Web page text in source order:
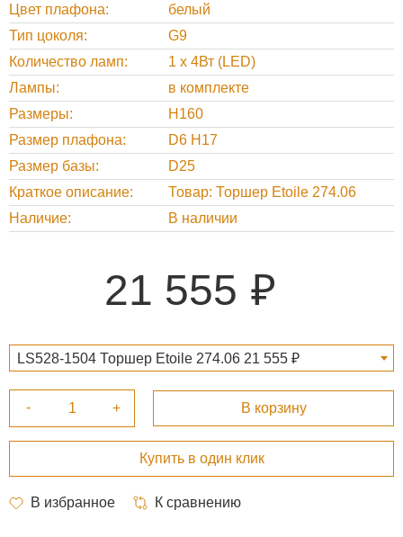
Цвет плафона
белый
Тип цоколя
G9
Количество ламп
1 x 4Вт (LED)
Лампы
в комплекте
Размеры
H160
Размер плафона
D6 H17
Размер базы
D25
Краткое описание
Товар: Торшер Etoile 274.06
Наличие
В наличии
21 555
LS528-1504 Торшер Etoile 274.06 21 555 ₽